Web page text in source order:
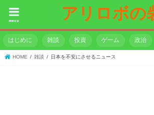
アリロボの
menu
はじめに 雑談 投資 ゲーム 政治
HOME 雑談 日本を不安にさせるニュース